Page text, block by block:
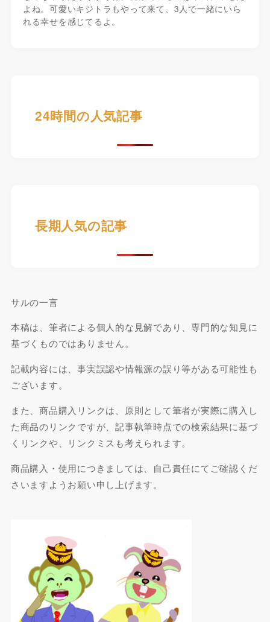
よね。可愛いキジトラもやって来て、3人で一緒にいら
れる幸せを感じてるよ。
24時間の人気記事
長期人気の記事
サルの一言
本稿は、筆者による個人的な見解であり、専門的な知見に
基づくものではありません。
記載内容には、事実誤認や情報源の誤り等がある可能性も
ございます。
また、商品購入リンクは、原則として筆者が実際に購入し
た商品のリンクですが、記事執筆時点での検索結果に基づ
くリンクや、リンクミスも考えられます。
商品購入・使用につきましては、自己責任にてご確認くだ
さいますようお願い申し上げます。